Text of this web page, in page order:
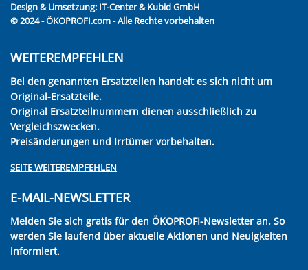
Design & Umsetzung: IT-Center & Kubid GmbH
© 2024 - ÖKOPROFI.com - Alle Rechte vorbehalten
WEITEREMPFEHLEN
Bei den genannten Ersatzteilen handelt es sich nicht um
Original-Ersatzteile.
Original Ersatzteilnummern dienen ausschließlich zu
Vergleichszwecken.
Preisänderungen und Irrtümer vorbehalten.
SEITE WEITEREMPFEHLEN
E-MAIL-NEWSLETTER
Melden Sie sich gratis für den ÖKOPROFI-Newsletter an. So
werden Sie laufend über aktuelle Aktionen und Neuigkeiten
informiert.